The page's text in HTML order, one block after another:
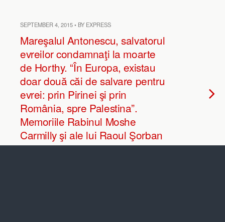
SEPTEMBER 4, 2015 • BY EXPRESS
Mareşalul Antonescu, salvatorul
evreilor condamnaţi la moarte
de Horthy. “În Europa, existau
doar două căi de salvare pentru
evrei: prin Pirinei şi prin
România, spre Palestina”.
Memoriile Rabinul Moshe
Carmilly şi ale lui Raoul Şorban